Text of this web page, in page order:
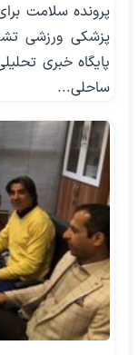
پرونده سلامت
پزشکی ورزشی
پایگاه خبری
ساحلی...